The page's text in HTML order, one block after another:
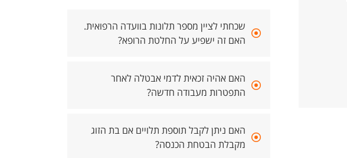
שכחתי לציין מספר תלונות בוועדה הרפואית.
האם זה ישפיע על החלטת הרופא?
האם אהיה זכאית לדמי אבטלה לאחר
התפטרות מעבודה חדשה?
האם ניתן לקבל תוספת תלויים אם בת הזוג
מקבלת הבטחת הכנסה?